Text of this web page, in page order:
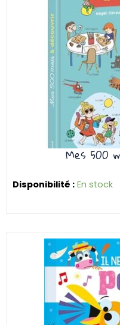
Mes 500
Disponibilité : En stock